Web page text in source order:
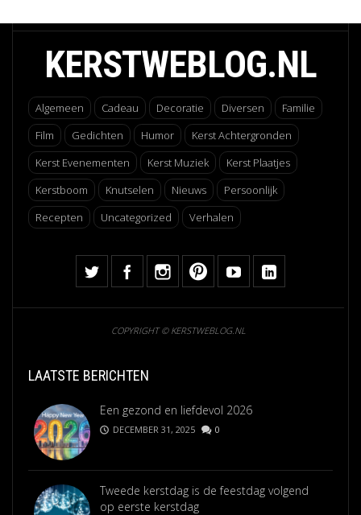
KERSTWEBLOG.NL
Algemeen Cadeau Decoratie Diversen
Familie
Film
Gedichten Humor
Kerst Achtergronden
Kerst Evenementen
Kerst Muziek
Kerst Plaatjes
Kerstboom
Knutselen Nieuws
Persoonlijk
Recepten
Uncategorized Verhalen
COPYRIGHT © KERSTWEBLOG.NL
LAATSTE BERICHTEN
Een gezond en liefdevol 2026
DECEMBER 31, 2025 0
Tweede kerstdag is de feestdag volgend
op eerste kerstdag